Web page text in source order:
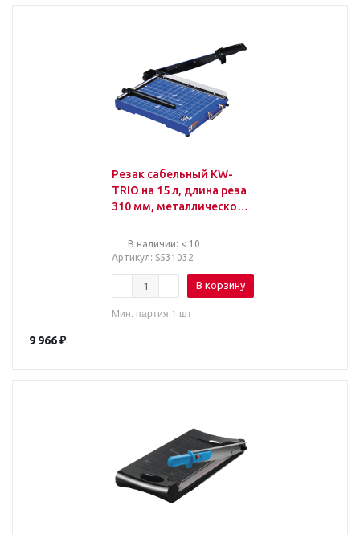
Резак сабельный KW-
TRIO на 15 л, длина реза
310 мм, металлическое
-3925В наличии: < 10
Артикул: S531032
В корзину
Мин. партия 1 шт
9 966₽